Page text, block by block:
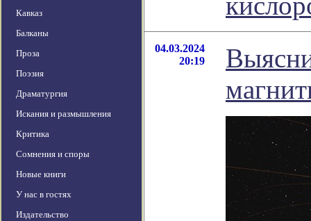
Кавказ
Балканы
Проза
Поэзия
Драматургия
Искания и размышления
Критика
Сомнения и споры
Новые книги
У нас в гостях
Издательство
04.03.2024
20:19